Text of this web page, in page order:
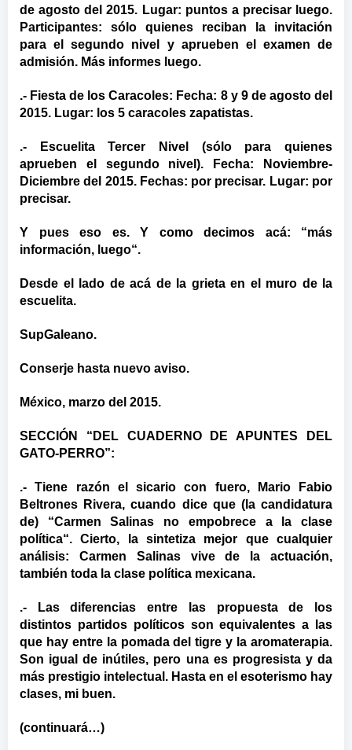
de agosto del 2015. Lugar: puntos a precisar luego.
Participantes: sólo quienes reciban la invitación
para el segundo nivel y aprueben el examen de
admisión. Más informes luego.
.- Fiesta de los Caracoles: Fecha: 8 y 9 de agosto del
2015. Lugar: los 5 caracoles zapatistas.
.- Escuelita Tercer Nivel (sólo para quienes
aprueben el segundo nivel). Fecha: Noviembre-
Diciembre del 2015. Fechas: por precisar. Lugar: por
precisar.
Y pues eso es. Y como decimos acá: “más
información, luego“.
Desde el lado de acá de la grieta en el muro de la
escuelita.
SupGaleano.
Conserje hasta nuevo aviso.
México, marzo del 2015.
SECCIÓN “DEL CUADERNO DE APUNTES DEL
GATO-PERRO”:
.- Tiene razón el sicario con fuero, Mario Fabio
Beltrones Rivera, cuando dice que (la candidatura
de) “Carmen Salinas no empobrece a la clase
política“. Cierto, la sintetiza mejor que cualquier
análisis: Carmen Salinas vive de la actuación,
también toda la clase política mexicana.
.- Las diferencias entre las propuesta de los
distintos partidos políticos son equivalentes a las
que hay entre la pomada del tigre y la aromaterapia.
Son igual de inútiles, pero una es progresista y da
más prestigio intelectual. Hasta en el esoterismo hay
clases, mi buen.
(continuará…)